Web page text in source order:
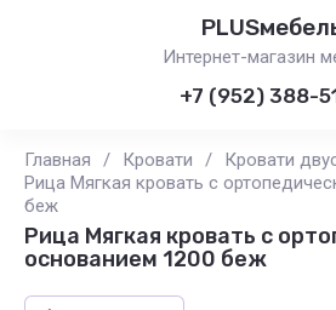
Интернет-магазин
+7 (952) 388-
Главная / Кровати / Кровати
Рица Мягкая кровать с
беж
Рица Мягкая кровать с
основанием 1200 беж